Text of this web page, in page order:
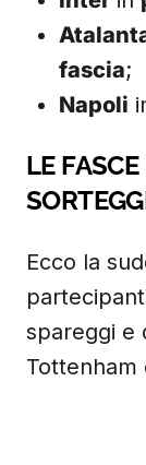
fascia;
Napoli
LE
Ecco la
spareggi e
Tottenham